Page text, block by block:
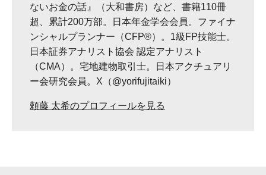
ないお金の話』（大和書房）など、書籍110冊
超、累計200万部。日本年金学会会員。ファイナ
ンシャルプランナー（CFP®）。1級FP技能士。
日本証券アナリスト協会 認定アナリスト
（CMA）。宅地建物取引士。日本アクチュアリ
ー会研究会員。X（@yorifujitaiki）
頼藤 太希のプロフィールを見る